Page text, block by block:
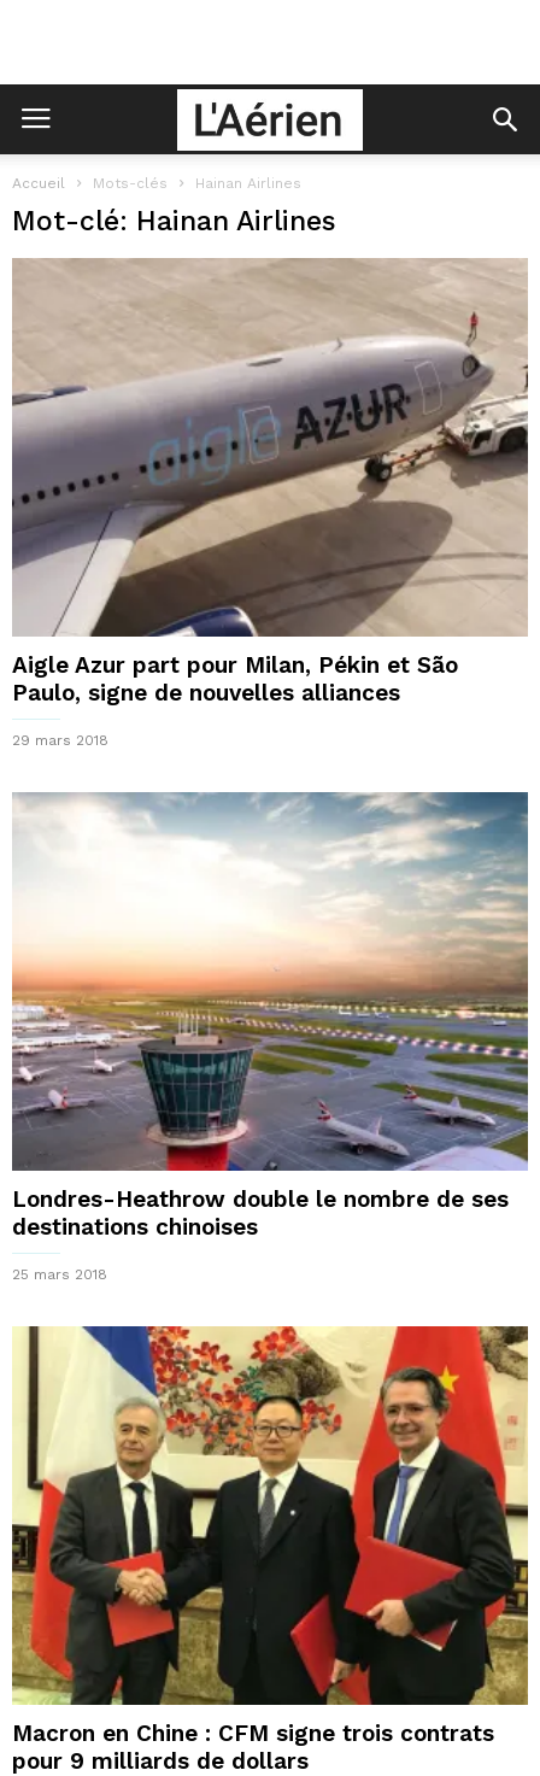
Accueil Mots-clés Hainan Airlines
Mot-clé: Hainan Airlines
Aigle Azur part pour Milan, Pékin et São
Paulo, signe de nouvelles alliances
29 mars 2018
Londres-Heathrow double le nombre de ses
destinations chinoises
25 mars 2018
Macron en Chine : CFM signe trois contrats
pour 9 milliards de dollars